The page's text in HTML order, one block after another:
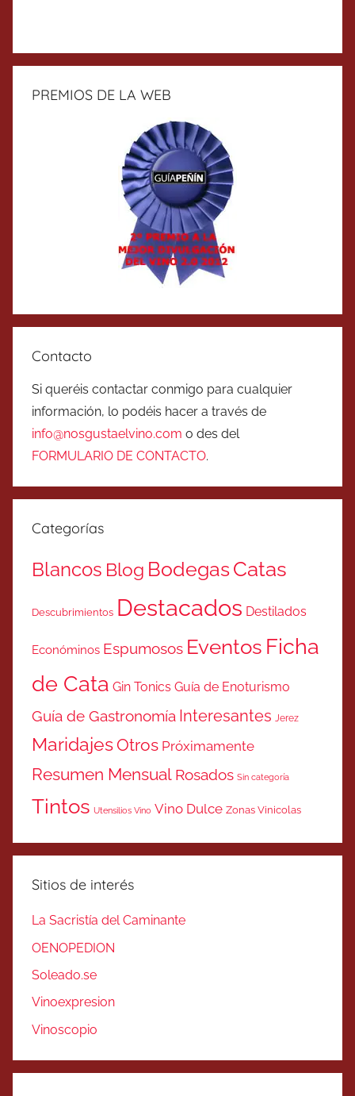
PREMIOS DE LA WEB
Contacto
Si queréis contactar conmigo para cualquier
información, lo podéis hacer a través de
info@nosgustaelvino.com o des del
FORMULARIO DE CONTACTO.
Categorías
Blancos Blog BodegasCatas
Descubrimientos Destacados Destilados
Económinos Espumosos Eventos Ficha
de Cata Gin Tonics Guía de Enoturismo
Guía de Gastronomía Interesantes Jerez
MaridajesOtros Próximamente
Resumen Mensual Rosados Sin categoría
Tintos Utensilios Vino Vino Dulce Zonas Vinicolas
Sitios de interés
La Sacristía del Caminante
OENOPEDION
Soleado.se
Vinoexpresion
Vinoscopio